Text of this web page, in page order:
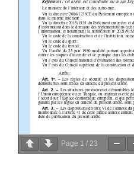
Page 1 / 23